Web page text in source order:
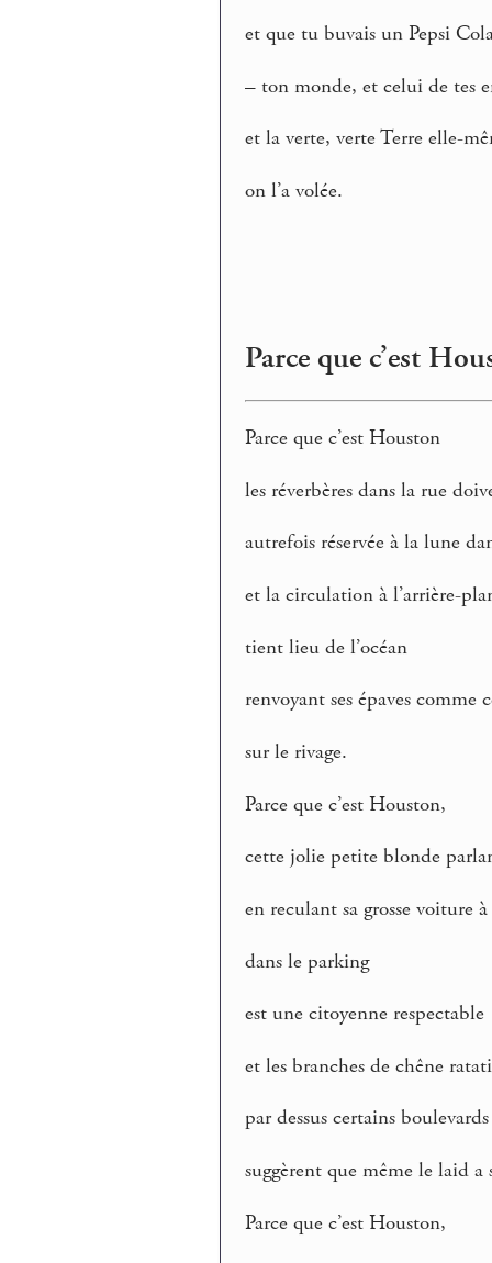
et que tu buvais un Pepsi
– ton monde, et celui de tes
et la verte, verte Terre elle-
on l’a volée.
Parce que c’est
Parce que c’est Houston
les réverbères dans la rue
autrefois réservée à la lune
et la circulation à l’arrière-
tient lieu de l’océan
renvoyant ses épaves comme
sur le rivage.
Parce que c’est Houston,
cette jolie petite blonde
en reculant sa grosse voiture
dans le parking
est une citoyenne respectable
et les branches de chêne
par dessus certains
suggèrent que même le laid a
Parce que c’est Houston,